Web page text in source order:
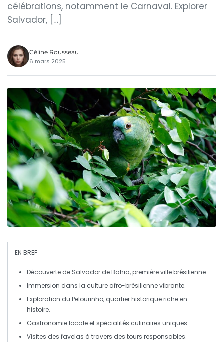
célébrations, notamment le Carnaval. Explorer
Salvador, […]
Céline Rousseau
6 mars 2025
EN BREF
Découverte de Salvador de Bahia, première ville brésilienne.
Immersion dans la culture afro-brésiliennevibrante.
Exploration du Pelourinho, quartier historique riche en
histoire.
Gastronomie locale et spécialités culinaires uniques.
Visites des favelas à travers des tours responsables.